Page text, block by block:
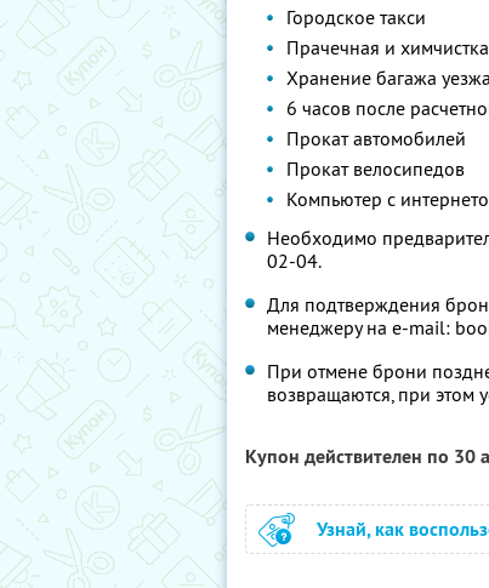
Городское такси
Прачечная и химчистка
Хранение багажа
6 часов после
Прокат автомобилей
Прокат велосипедов
Компьютер с
Необходимо
02-04.
Для подтверждения
менеджеру на e-mail:
При отмене брони
возвращаются, при этом
Купон действителен по 30
Узнай, как